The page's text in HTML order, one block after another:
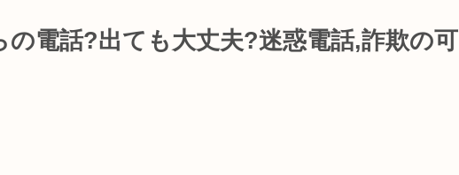
の電話?出ても大丈夫?迷惑電話,詐欺の可